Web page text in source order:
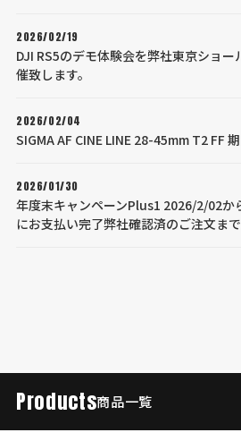
2026/02/19
DJI RS5のデモ体験会を弊社東京ショ
催致します。
2026/02/04
SIGMA AF CINE LINE 28-45mm T2 FF
2026/01/30
年度末キャンペーンPlus1 2026/2/02
にお支払い完了弊社確認済のご注文ま
Products商品一覧